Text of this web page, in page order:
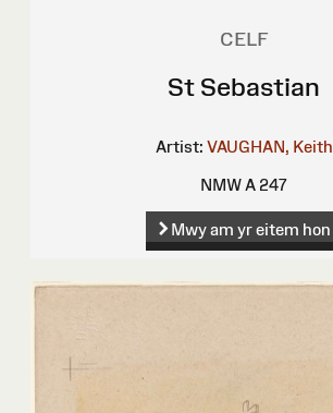
CELF
St Sebastian
Artist: VAUGHAN, Keith
NMW A 247
Mwy am yr eitem hon